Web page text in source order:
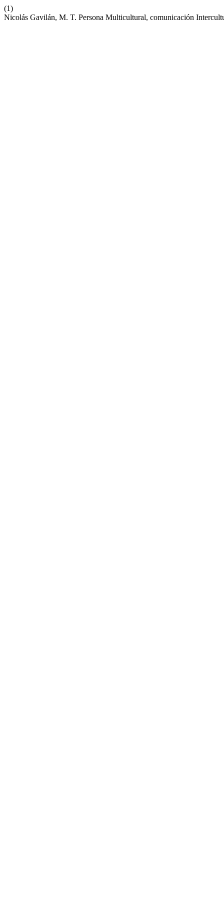
(1)
Nicolás Gavilán, M. T. Persona Multicultural, comunicación